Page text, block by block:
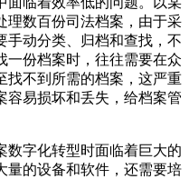
理数百份司法档案，由于采
手动分类、归档和查找，不
一份档案时，往往需要在众
找不到所需的档案，这严重
容易损坏和丢失，给档案管
数字化转型时面临着巨大的
量的设备和软件，还需要培